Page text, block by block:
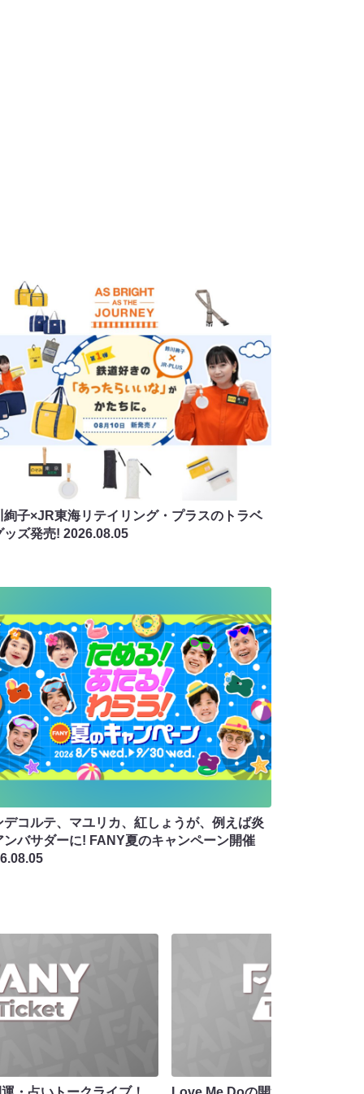
絢子×JR東海リテイリング・プラスのトラベ
ッズ発売! 2026.08.05
デコルテ、マユリカ、紅しょうが、例えば炎
ンバサダーに! FANY夏のキャンペーン開催